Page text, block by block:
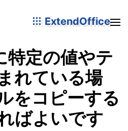
ExtendOffice
特定の値やテ
れている場
をコピーする
ばよいです